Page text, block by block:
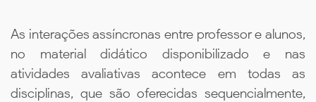
As interações assíncronas entre professor e alunos,
no material didático disponibilizado e nas
atividades avaliativas acontece em todas as
disciplinas, que são oferecidas sequencialmente,